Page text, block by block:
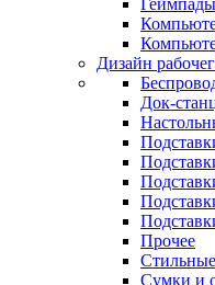
Геймпады
Дизайн
Док-
Прочее
Сумки и